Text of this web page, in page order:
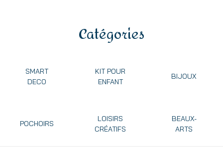
Catégories
SMART
DECO
KIT POUR
ENFANT
BIJOUX
POCHOIRS
LOISIRS
CRÉATIFS
BEAUX-
ARTS